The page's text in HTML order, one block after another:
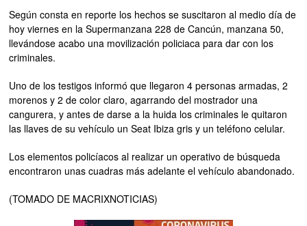
Según consta en reporte los hechos se suscitaron al medio día de
hoy viernes en la Supermanzana 228 de Cancún, manzana 50,
llevándose acabo una movilización policiaca para dar con los
criminales.
Uno de los testigos informó que llegaron 4 personas armadas, 2
morenos y 2 de color claro, agarrando del mostrador una
cangurera, y antes de darse a la huida los criminales le quitaron
las llaves de su vehículo un Seat Ibiza gris y un teléfono celular.
Los elementos policíacos al realizar un operativo de búsqueda
encontraron unas cuadras más adelante el vehículo abandonado.
(TOMADO DE MACRIXNOTICIAS)